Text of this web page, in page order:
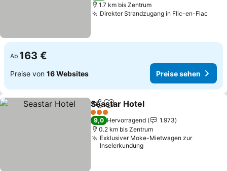
1.7 km bis Zentrum
Direkter Strandzugang in Flic-en-Flac
Ab 163 €
Preise von 16 Websites Preise sehen
TeilenZu Favoriten hinzufügen
Seastar Hotel
3 Sterne
9,0 Hervorragend
1.973
0.2 km bis Zentrum
Exklusiver Moke-Mietwagen zur
Inselerkundung